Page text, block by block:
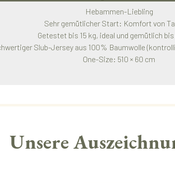
Hebammen-Liebling
Sehr gemütlicher Start: Komfort von
Getestet bis 15 kg, ideal und gemütlich bis
Slub-Jersey aus 100% Baumwolle
One-Size: 510 × 60 cm
Unsere